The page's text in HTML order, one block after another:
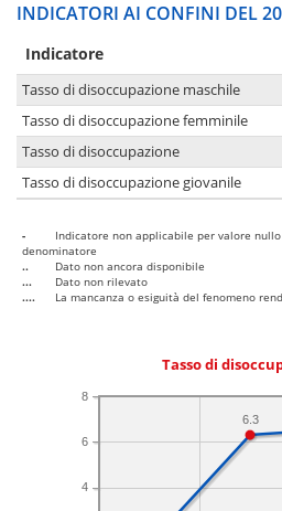
INDICATORI AI CONFINI DEL
Indicatore
Tasso di disoccupazione maschile
Tasso di disoccupazione femminile
Tasso di disoccupazione
Tasso di disoccupazione giovanile
-
Indicatore non applicabile per valore
denominatore
..
Dato non ancora disponibile
...
Dato non rilevato
....
La mancanza o esiguità del fenomeno
Tasso di
4
6
8
6.3